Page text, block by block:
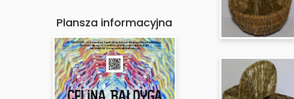
Plansza informacyjna